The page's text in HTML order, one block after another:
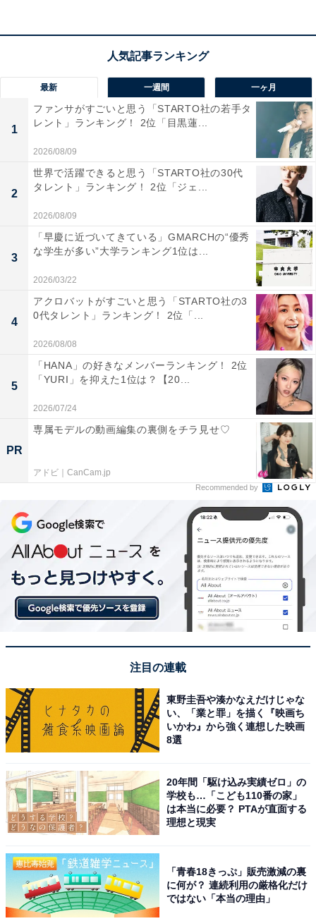
のある「タカラ湯」や、変わり湯の露天風呂が楽しめる
「大和湯」、そして東口から徒歩約1分の「梅の湯」が
あります。銭湯好きの人にとって魅力的な環境です。
＞次ページ：3位までのランキング結果（全5駅）
こちらもおすすめ
【東京23区】「銭湯のある家賃が安い駅」ラン
最新 一週間 一ヶ月
1
ファンサがすごいと思う「STARTO社の若手タ
レント」ランキング！ 2位「目黒蓮...
2026/08/09
2
世界で活躍できると思う「STARTO社の30代
タレント」ランキング！ 2位「ジェ...
2026/08/09
3
「早慶に近づいてきている」GMARCHの“優秀
な学生が多い”大学ランキング1位は...
2026/03/22
4
アクロバットがすごいと思う「STARTO社の3
0代タレント」ランキング！ 2位「...
2026/08/08
5
「HANA」の好きなメンバーランキング！ 2位
「YURI」を抑えた1位は？【20...
2026/07/24
PR
専属モデルの動画編集の裏側をチラ見せ♡
アドビ｜CanCam.jp
Recommended by
注目の連載
東野圭吾や湊かなえだけじゃな
い、「業と罪」を描く『映画ち
いかわ』から強く連想した映画
8選
20年間「駆け込み実績ゼロ」の
学校も…「こども110番の家」
は本当に必要？ PTAが直面する
理想と現実
「青春18きっぷ」販売激減の裏
に何が？ 連続利用の厳格化だけ
ではない「本当の理由」